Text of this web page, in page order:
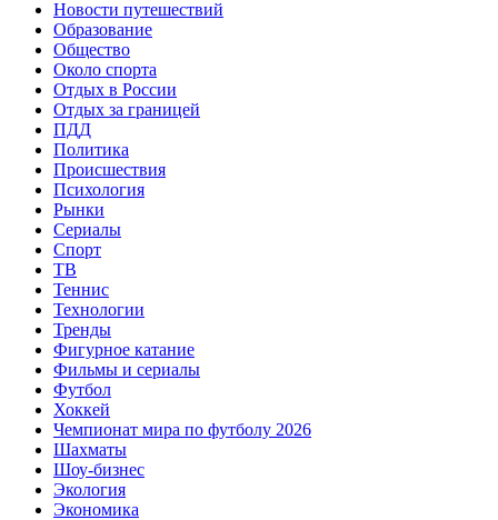
Новости путешествий
Образование
Общество
Около спорта
Отдых в России
Отдых за границей
ПДД
Политика
Происшествия
Психология
Рынки
Сериалы
Спорт
ТВ
Теннис
Технологии
Тренды
Фигурное катание
Фильмы и сериалы
Футбол
Хоккей
Чемпионат мира по футболу 2026
Шахматы
Шоу-бизнес
Экология
Экономика